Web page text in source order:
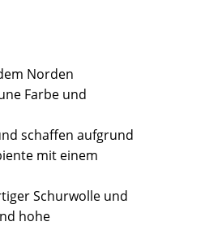
Norden
Farbe und
schaffen aufgrund
mit einem
Schurwolle und
hohe